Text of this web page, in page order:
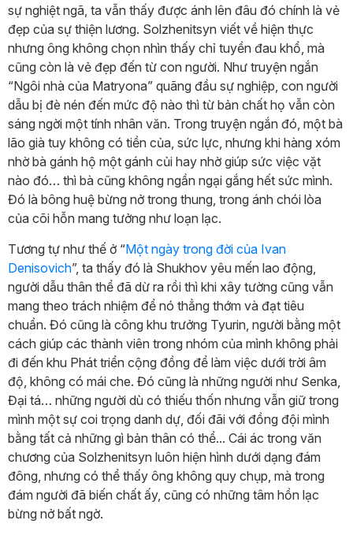
sự nghiệt ngã, ta vẫn thấy được ánh lên đâu đó chính là vẻ
đẹp của sự thiện lương. Solzhenitsyn viết về hiện thực
nhưng ông không chọn nhìn thấy chỉ tuyền đau khổ, mà
cũng còn là vẻ đẹp đến từ con người. Như truyện ngắn
“Ngôi nhà của Matryona” quãng đầu sự nghiệp, con người
dẫu bị đè nén đến mức độ nào thì từ bản chất họ vẫn còn
sáng ngời một tính nhân văn. Trong truyện ngắn đó, một bà
lão già tuy không có tiền của, sức lực, nhưng khi hàng xóm
nhờ bà gánh hộ một gánh củi hay nhờ giúp sức việc vặt
nào đó… thì bà cũng không ngần ngại gắng hết sức mình.
Đó là bông huệ bừng nở trong thung, trong ánh chói lòa
của cõi hỗn mang tưởng như loạn lạc.
Tương tự như thế ở “Một ngày trong đời của Ivan
Denisovich”, ta thấy đó là Shukhov yêu mến lao động,
người dẫu thân thể đã dừ ra rồi thì khi xây tường cũng vẫn
mang theo trách nhiệm để nó thẳng thớm và đạt tiêu
chuẩn. Đó cũng là công khu trưởng Tyurin, người bằng một
cách giúp các thành viên trong nhóm của mình không phải
đi đến khu Phát triển cộng đồng để làm việc dưới trời âm
độ, không có mái che. Đó cũng là những người như Senka,
Đại tá… những người dù có thiếu thốn nhưng vẫn giữ trong
mình một sự coi trọng danh dự, đối đãi với đồng đội mình
bằng tất cả những gì bản thân có thể... Cái ác trong văn
chương của Solzhenitsyn luôn hiện hình dưới dạng đám
đông, nhưng có thể thấy ông không quy chụp, mà trong
đám người đã biến chất ấy, cũng có những tâm hồn lạc
bừng nở bất ngờ.